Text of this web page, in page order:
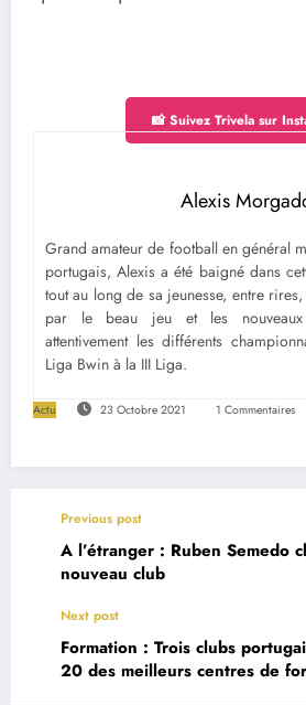
📸 Suivez Trivela sur
Alexis
Grand amateur de football en général
portugais, Alexis a été baigné dans
tout au long de sa jeunesse, entre
par le beau jeu et les
attentivement les différents
Liga Bwin à la III Liga.
Actu 23 Octobre 2021 1 Commentaires
Previous post
A l’étranger : Ruben Semedo
nouveau club
Next post
Formation : Trois clubs
20 des meilleurs centres de